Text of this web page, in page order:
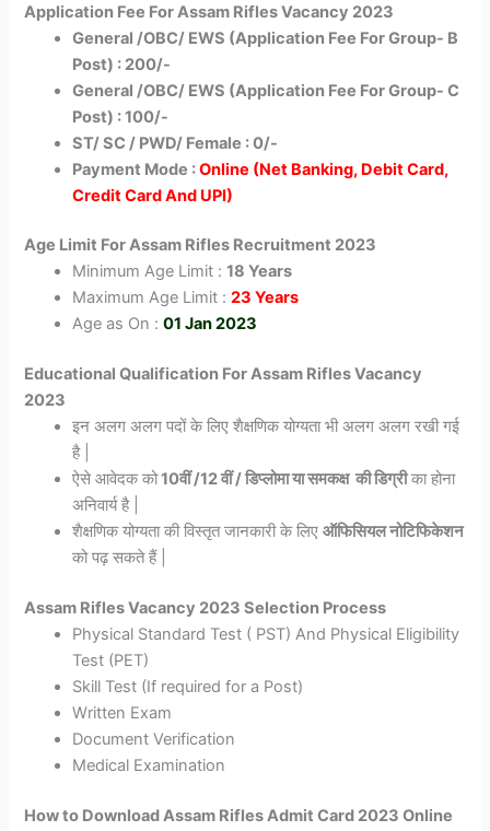
Application Fee For Assam Rifles Vacancy 2023
General /OBC/ EWS (Application Fee For Group- B
Post) : 200/-
General /OBC/ EWS (Application Fee For Group- C
Post) : 100/-
ST/ SC / PWD/ Female : 0/-
Payment Mode :Online (Net Banking, Debit Card,
Credit Card And UPI)
Age Limit For Assam Rifles Recruitment 2023
Minimum Age Limit :18 Years
Maximum Age Limit :23 Years
Age as On :01 Jan 2023
Educational Qualification For Assam Rifles Vacancy
2023
इन अलग अलग पदों के लिए शैक्षणिक योग्यता भी अलग अलग रखी गई
है |
ऐसे आवेदक को10वीं /12 वीं / डिप्लोमा या समकक्ष की डिग्रीका होना
अनिवार्य है |
शैक्षणिक योग्यता की विस्तृत जानकारी के लिएऑफिसियल नोटिफिकेशन
को पढ़ सकते हैं |
Assam Rifles Vacancy 2023 Selection Process
Physical Standard Test ( PST) And Physical Eligibility
Test (PET)
Skill Test (If required for a Post)
Written Exam
Document Verification
Medical Examination
How to Download Assam Rifles Admit Card 2023 Online